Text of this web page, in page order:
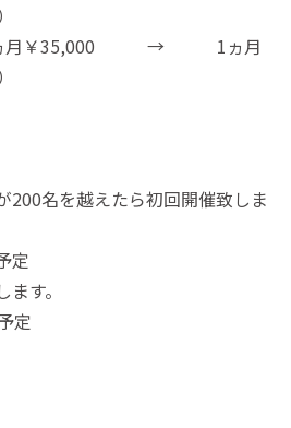
月￥35,000 → 1ヵ月
200名を越えたら初回開催致しま
定
す。
定